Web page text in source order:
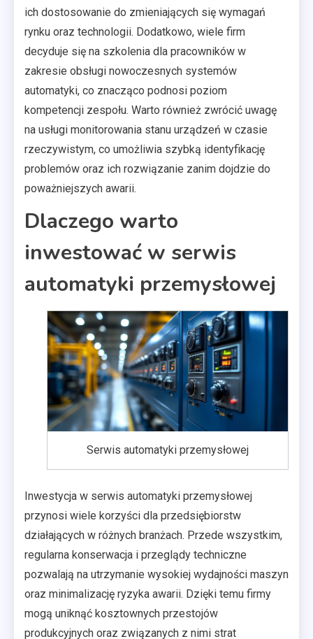
ich dostosowanie do zmieniających się wymagań
rynku oraz technologii. Dodatkowo, wiele firm
decyduje się na szkolenia dla pracowników w
zakresie obsługi nowoczesnych systemów
automatyki, co znacząco podnosi poziom
kompetencji zespołu. Warto również zwrócić uwagę
na usługi monitorowania stanu urządzeń w czasie
rzeczywistym, co umożliwia szybką identyfikację
problemów oraz ich rozwiązanie zanim dojdzie do
poważniejszych awarii.
Dlaczego warto
inwestować w serwis
automatyki przemysłowej
Serwis automatyki przemysłowej
Inwestycja w serwis automatyki przemysłowej
przynosi wiele korzyści dla przedsiębiorstw
działających w różnych branżach. Przede wszystkim,
regularna konserwacja i przeglądy techniczne
pozwalają na utrzymanie wysokiej wydajności maszyn
oraz minimalizację ryzyka awarii. Dzięki temu firmy
mogą uniknąć kosztownych przestojów
produkcyjnych oraz związanych z nimi strat